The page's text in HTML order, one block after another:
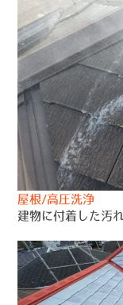
屋根/高圧洗浄
建物に付着した汚